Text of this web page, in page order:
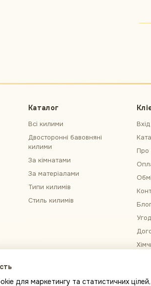
Каталог
Всі килими
Двосторонні бавовняні
килими
За кімнатами
За матеріалами
Типи килимів
Стиль килимів
Про
Ми
для маркетингу та статистичних